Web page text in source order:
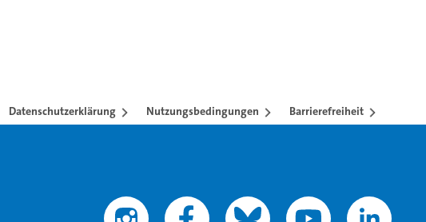
Datenschutzerklärung Nutzungsbedingungen Barrierefreiheit